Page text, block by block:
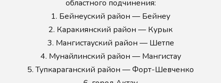
областного подчинения:
1. Бейнеуский район — Бейнеу
2. Каракиянский район — Курык
3. Мангистауский район — Шетпе
4. Мунайлинский район — Мангистау
5. Тупкараганский район — Форт-Шевченко